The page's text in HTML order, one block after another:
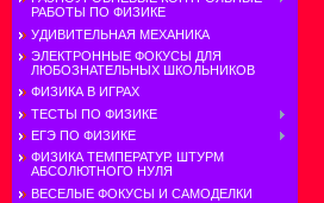
РАБОТЫ ПО ФИЗИКЕ
УДИВИТЕЛЬНАЯ МЕХАНИКА
ЭЛЕКТРОННЫЕ ФОКУСЫ ДЛЯ
ЛЮБОЗНАТЕЛЬНЫХ ШКОЛЬНИКОВ
ФИЗИКА В ИГРАХ
ТЕСТЫ ПО ФИЗИКЕ
ЕГЭ ПО ФИЗИКЕ
ФИЗИКА ТЕМПЕРАТУР. ШТУРМ
АБСОЛЮТНОГО НУЛЯ
ВЕСЕЛЫЕ ФОКУСЫ И САМОДЕЛКИ